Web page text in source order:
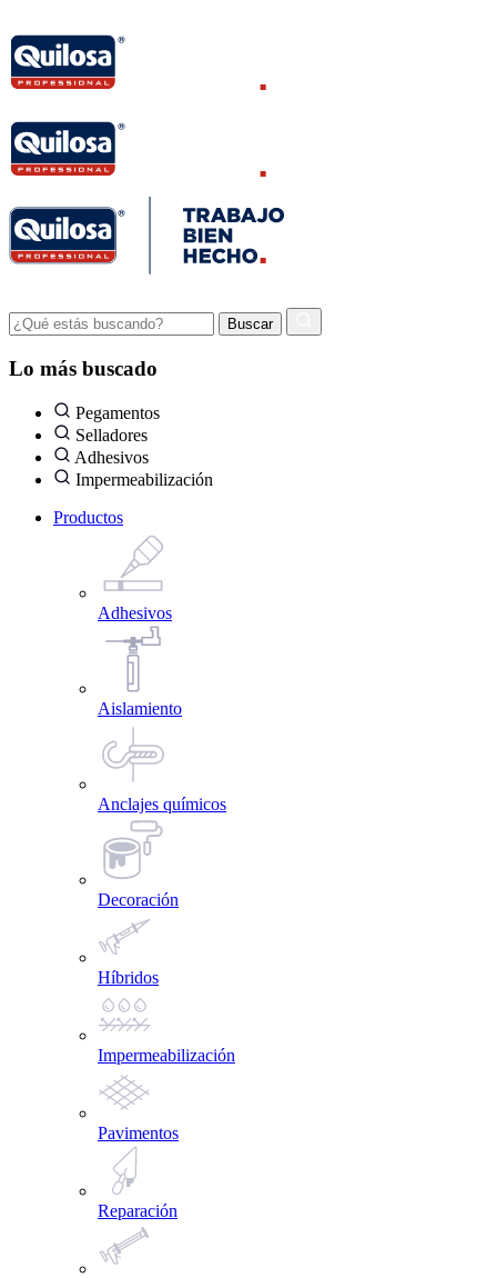
Lo más buscado
Pegamentos
Selladores
Adhesivos
Impermeabilización
Productos
Adhesivos
Aislamiento
Anclajes químicos
Decoración
Híbridos
Impermeabilización
Pavimentos
Reparación